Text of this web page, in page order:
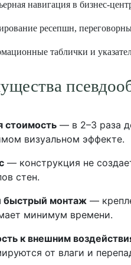
навигация в бизнес-
ресепшн,
таблички и
стоимость — в 2–3 раза
визуальном эффекте.
— конструкция не
стен.
быстрый монтаж —
минимум времени.
к внешним
от влаги и